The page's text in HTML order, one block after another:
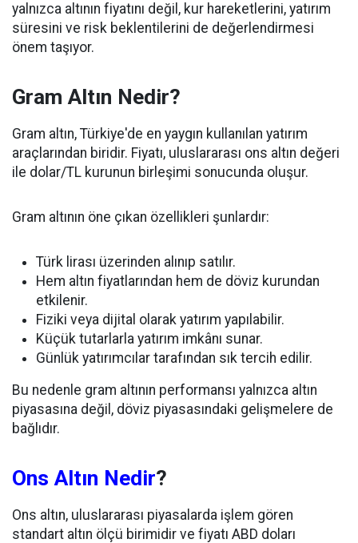
yalnızca altının fiyatını değil, kur hareketlerini, yatırım
süresini ve risk beklentilerini de değerlendirmesi
önem taşıyor.
Gram Altın Nedir?
Gram altın, Türkiye'de en yaygın kullanılan yatırım
araçlarından biridir. Fiyatı, uluslararası ons altın değeri
ile dolar/TL kurunun birleşimi sonucunda oluşur.
Gram altının öne çıkan özellikleri şunlardır:
Türk lirası üzerinden alınıp satılır.
Hem altın fiyatlarından hem de döviz kurundan
etkilenir.
Fiziki veya dijital olarak yatırım yapılabilir.
Küçük tutarlarla yatırım imkânı sunar.
Günlük yatırımcılar tarafından sık tercih edilir.
Bu nedenle gram altının performansı yalnızca altın
piyasasına değil, döviz piyasasındaki gelişmelere de
bağlıdır.
Ons Altın Nedir?
Ons altın, uluslararası piyasalarda işlem gören
standart altın ölçü birimidir ve fiyatı ABD doları